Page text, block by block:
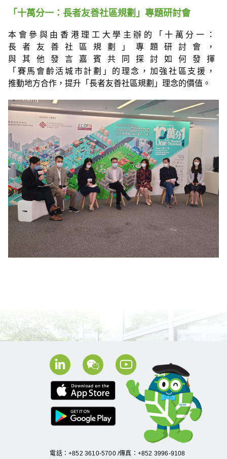
「十萬分一：長者友善社區規劃」專題研討會
本會參與由香港理工大學主辦的「十萬分一：
長者友善社區規劃」專題研討會，
與其他發言嘉賓共同探討如何發揮
「賽馬會齡活城市計劃」的理念，加強社區支援，
推動地方合作，提升「長者友善社區規劃」理念的價值。
電話：+852 3610-5700 /傳真：+852 3996-9108